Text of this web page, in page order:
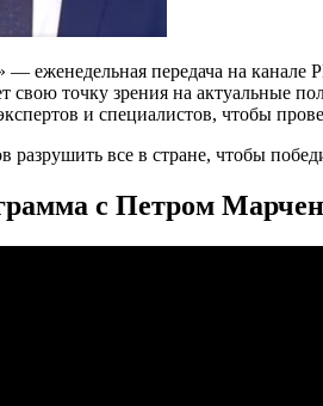
— еженедельная передача на
свою точку зрения на актуальные
и специалистов, чтобы
разрушить все в стране, чтобы
с Петром